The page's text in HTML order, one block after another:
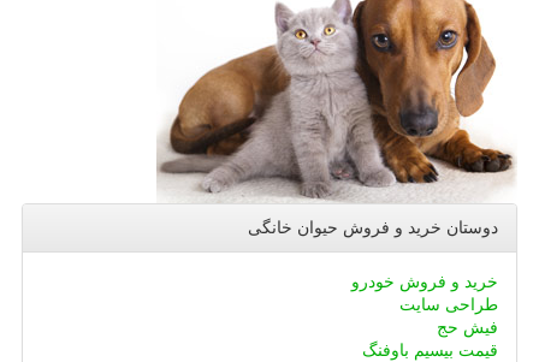
دوستان خرید و فروش حیوان خانگی
خرید و فروش خودرو
طراحی سایت
فیش حج
قیمت بیسیم باوفنگ